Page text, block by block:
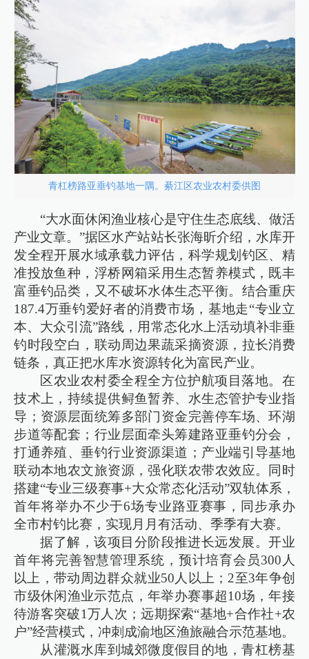
青杠榜路亚垂钓基地一隅。綦江区农业农村委供图
“大水面休闲渔业核心是守住生态底线、做活
产业文章。”据区水产站站长张海昕介绍，水库开
发全程开展水域承载力评估，科学规划钓区、精
准投放鱼种，浮桥网箱采用生态暂养模式，既丰
富垂钓品类，又不破坏水体生态平衡。结合重庆
187.4万垂钓爱好者的消费市场，基地走“专业立
本、大众引流”路线，用常态化水上活动填补非垂
钓时段空白，联动周边果蔬采摘资源，拉长消费
链条，真正把水库水资源转化为富民产业。
区农业农村委全程全方位护航项目落地。在
技术上，持续提供鲟鱼暂养、水生态管护专业指
导；资源层面统筹多部门资金完善停车场、环湖
步道等配套；行业层面牵头筹建路亚垂钓分会，
打通养殖、垂钓行业资源渠道；产业端引导基地
联动本地农文旅资源，强化联农带农效应。同时
搭建“专业三级赛事+大众常态化活动”双轨体系，
首年将举办不少于6场专业路亚赛事，同步承办
全市村钓比赛，实现月月有活动、季季有大赛。
据了解，该项目分阶段推进长远发展。开业
首年将完善智慧管理系统，预计培育会员300人
以上，带动周边群众就业50人以上；2至3年争创
市级休闲渔业示范点，年举办赛事超10场，年接
待游客突破1万人次；远期探索“基地+合作社+农
户”经营模式，冲刺成渝地区渔旅融合示范基地。
从灌溉水库到城郊微度假目的地，青杠榜基